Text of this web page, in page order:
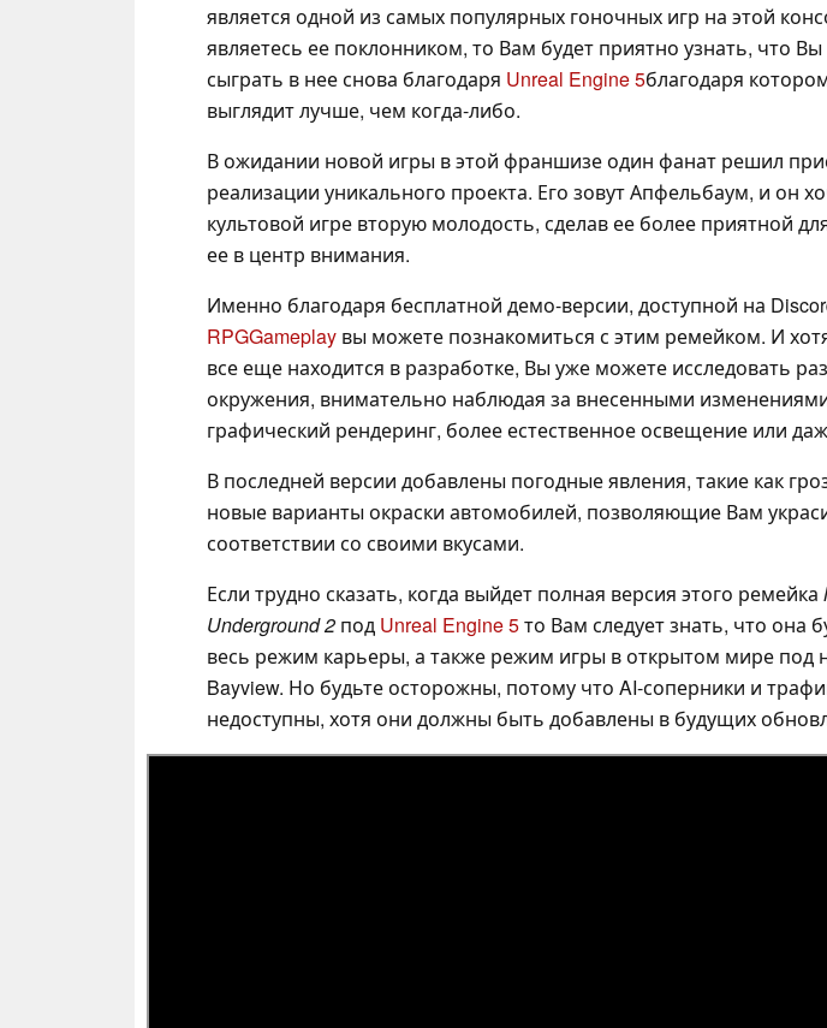
является одной из самых популярных гоночных игр на этой
являетесь ее поклонником, то Вам будет приятно узнать, что
сыграть в нее снова благодаря Unreal Engine 5благодаря
выглядит лучше, чем когда-либо.
В ожидании новой игры в этой франшизе один фанат решил
реализации уникального проекта. Его зовут Апфельбаум, и он
культовой игре вторую молодость, сделав ее более приятной
ее в центр внимания.
Именно благодаря бесплатной демо-версии, доступной на
RPGGameplay вы можете познакомиться с этим ремейком. И
все еще находится в разработке, Вы уже можете исследовать
окружения, внимательно наблюдая за внесенными
графический рендеринг, более естественное освещение или
В последней версии добавлены погодные явления, такие как
новые варианты окраски автомобилей, позволяющие Вам
соответствии со своими вкусами.
Если трудно сказать, когда выйдет полная версия этого ремейка
Underground 2 под Unreal Engine 5то Вам следует знать, что она
весь режим карьеры, а также режим игры в открытом мире под
Bayview. Но будьте осторожны, потому что AI-соперники и
недоступны, хотя они должны быть добавлены в будущих